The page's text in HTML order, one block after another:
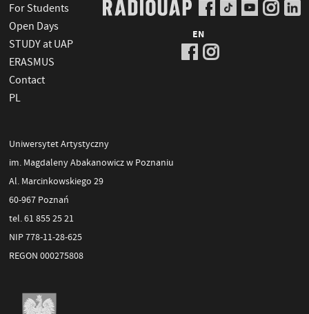
For Students
Open Days
STUDY at UAP
ERASMUS
Contact
PL
EN
Uniwersytet Artystyczny
im. Magdaleny Abakanowicz w Poznaniu
Al. Marcinkowskiego 29
60-967 Poznań
tel. 61 855 25 21
NIP 778-11-28-625
REGON 000275808